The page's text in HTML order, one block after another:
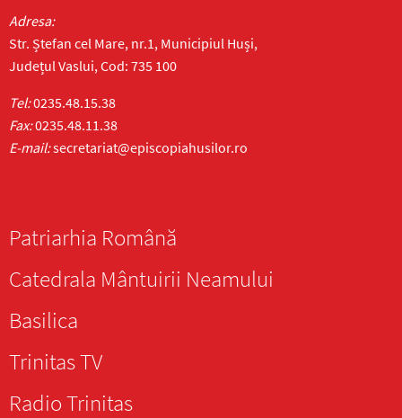
Adresa:
Str. Ștefan cel Mare, nr.1, Municipiul Huși,
Județul Vaslui, Cod: 735 100
Tel:0235.48.15.38
Fax:0235.48.11.38
E-mail:secretariat@episcopiahusilor.ro
Patriarhia Română
Catedrala Mântuirii Neamului
Basilica
Trinitas TV
Radio Trinitas